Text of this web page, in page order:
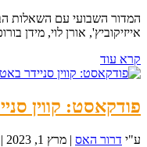
המדור השבועי עם השאלות
אייזיקוביץ', אורן לוי, מידן
קרא עוד
פודקאסט: קווין
ע"י דרור האס | מרץ 1, 2023 |